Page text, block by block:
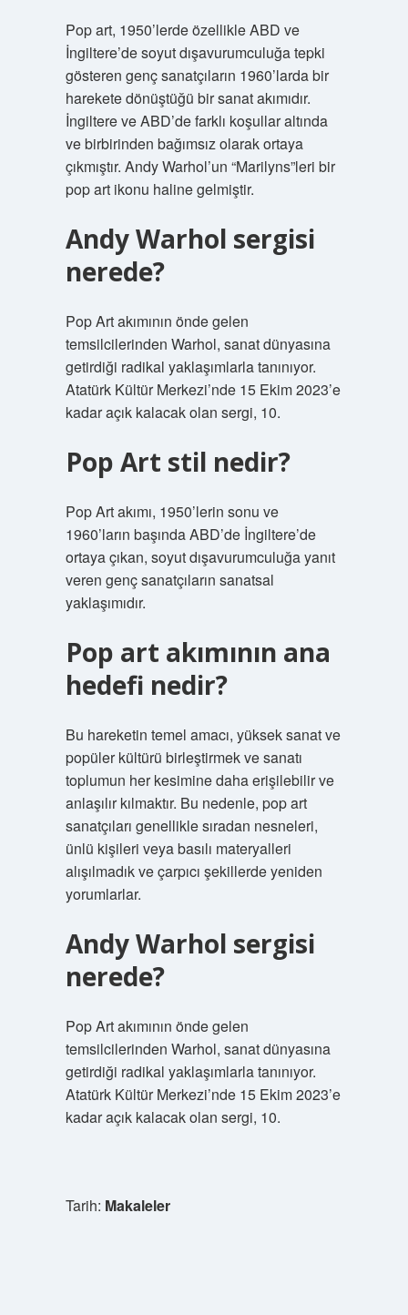
Pop art, 1950’lerde özellikle ABD ve
İngiltere’de soyut dışavurumculuğa tepki
gösteren genç sanatçıların 1960’larda bir
harekete dönüştüğü bir sanat akımıdır.
İngiltere ve ABD’de farklı koşullar altında
ve birbirinden bağımsız olarak ortaya
çıkmıştır. Andy Warhol’un “Marilyns”leri bir
pop art ikonu haline gelmiştir.
Andy Warhol sergisi
nerede?
Pop Art akımının önde gelen
temsilcilerinden Warhol, sanat dünyasına
getirdiği radikal yaklaşımlarla tanınıyor.
Atatürk Kültür Merkezi’nde 15 Ekim 2023’e
kadar açık kalacak olan sergi, 10.
Pop Art stil nedir?
Pop Art akımı, 1950’lerin sonu ve
1960’ların başında ABD’de İngiltere’de
ortaya çıkan, soyut dışavurumculuğa yanıt
veren genç sanatçıların sanatsal
yaklaşımıdır.
Pop art akımının ana
hedefi nedir?
Bu hareketin temel amacı, yüksek sanat ve
popüler kültürü birleştirmek ve sanatı
toplumun her kesimine daha erişilebilir ve
anlaşılır kılmaktır. Bu nedenle, pop art
sanatçıları genellikle sıradan nesneleri,
ünlü kişileri veya basılı materyalleri
alışılmadık ve çarpıcı şekillerde yeniden
yorumlarlar.
Andy Warhol sergisi
nerede?
Pop Art akımının önde gelen
temsilcilerinden Warhol, sanat dünyasına
getirdiği radikal yaklaşımlarla tanınıyor.
Atatürk Kültür Merkezi’nde 15 Ekim 2023’e
kadar açık kalacak olan sergi, 10.
Tarih: Makaleler